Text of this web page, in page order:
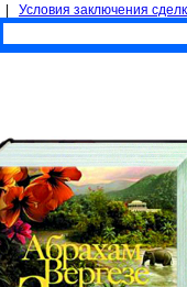
Условия заключения